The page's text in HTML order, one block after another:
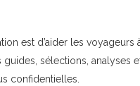
est d’aider les
guides, sélections, analyses
confidentielles.